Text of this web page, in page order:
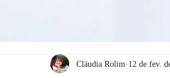
Cláudia Rolim 12 de fev.